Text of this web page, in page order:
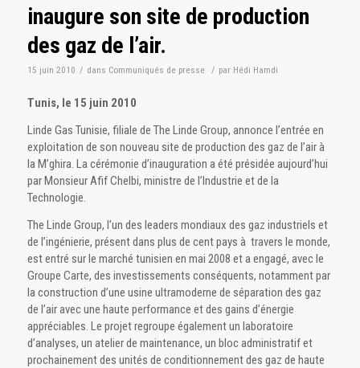
inaugure son site de production
des gaz de l’air.
15 juin 2010 / dans Communiqués de presse / par Hédi Hamdi
Tunis, le 15 juin 2010
Linde Gas Tunisie, filiale de The Linde Group, annonce l’entrée en
exploitation de son nouveau site de production des gaz de l’air à
la M’ghira. La cérémonie d’inauguration a été présidée aujourd’hui
par Monsieur Afif Chelbi, ministre de l’Industrie et de la
Technologie.
The Linde Group, l’un des leaders mondiaux des gaz industriels et
de l’ingénierie, présent dans plus de cent pays à travers le monde,
est entré sur le marché tunisien en mai 2008 et a engagé, avec le
Groupe Carte, des investissements conséquents, notamment par
la construction d’une usine ultramoderne de séparation des gaz
de l’air avec une haute performance et des gains d’énergie
appréciables. Le projet regroupe également un laboratoire
d’analyses, un atelier de maintenance, un bloc administratif et
prochainement des unités de conditionnement des gaz de haute